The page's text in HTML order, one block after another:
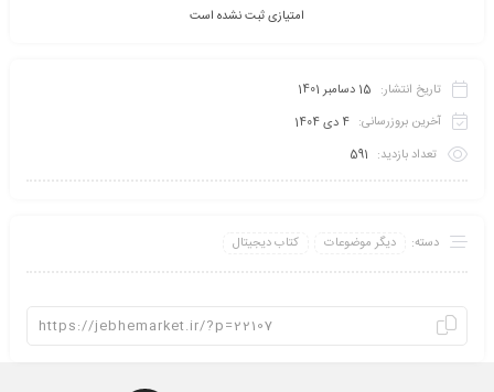
امتیازی ثبت نشده است
تاریخ انتشار: 15 دسامبر 1401
آخرین بروزرسانی: 4 دی 1404
تعداد بازدید: 591
دسته: دیگر موضوعات کتاب دیجیتال